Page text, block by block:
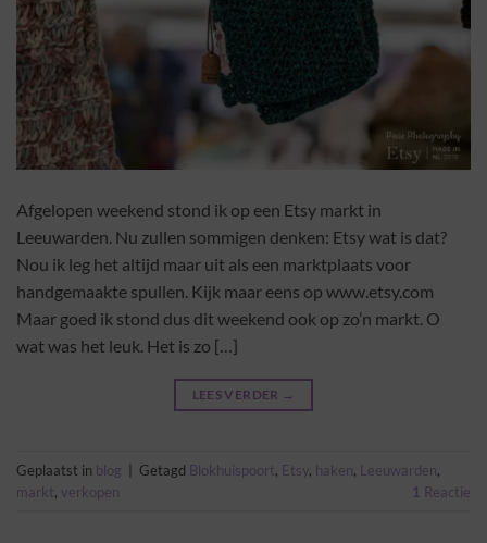
Afgelopen weekend stond ik op een Etsy markt in
Leeuwarden. Nu zullen sommigen denken: Etsy wat is dat?
Nou ik leg het altijd maar uit als een marktplaats voor
handgemaakte spullen. Kijk maar eens op www.etsy.com
Maar goed ik stond dus dit weekend ook op zo’n markt. O
wat was het leuk. Het is zo […]
LEES VERDER →
Geplaatst in blog | Getagd Blokhuispoort, Etsy, haken, Leeuwarden,
markt, verkopen 1 Reactie